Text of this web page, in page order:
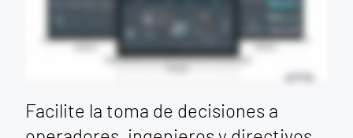
Facilite la toma de decisiones a